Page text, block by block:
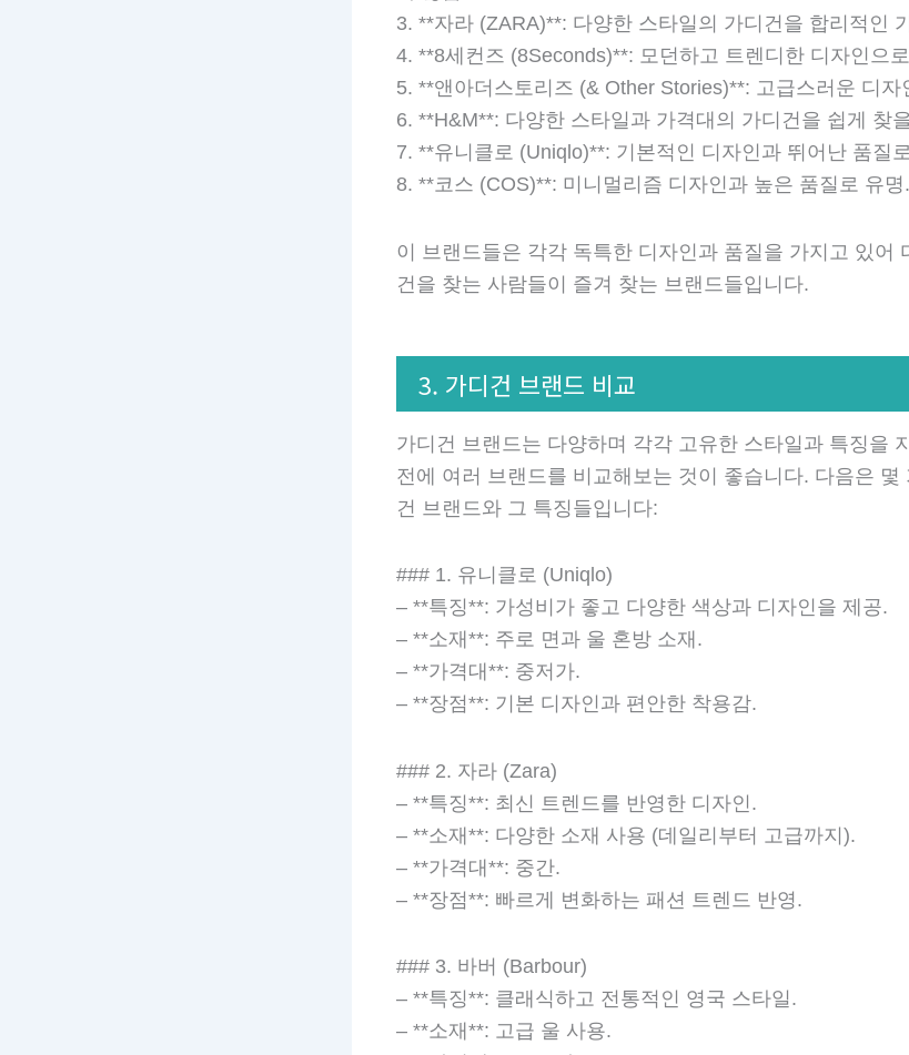
3. **자라 (ZARA)**: 다양한 스타일의 가디건을 합리적인
4. **8세컨즈 (8Seconds)**: 모던하고 트렌디한 디자인으
5. **앤아더스토리즈 (& Other Stories)**: 고급스러운 디자
6. **H&M**: 다양한 스타일과 가격대의 가디건을 쉽게 찾
7. **유니클로 (Uniqlo)**: 기본적인 디자인과 뛰어난 품질
8. **코스 (COS)**: 미니멀리즘 디자인과 높은 품질로 유명.
이 브랜드들은 각각 독특한 디자인과 품질을 가지고 있어
건을 찾는 사람들이 즐겨 찾는 브랜드들입니다.
3. 가디건 브랜드 비교
가디건 브랜드는 다양하며 각각 고유한 스타일과 특징을
전에 여러 브랜드를 비교해보는 것이 좋습니다. 다음은 몇
건 브랜드와 그 특징들입니다:
### 1. 유니클로 (Uniqlo)
– **특징**: 가성비가 좋고 다양한 색상과 디자인을 제공.
– **소재**: 주로 면과 울 혼방 소재.
– **가격대**: 중저가.
– **장점**: 기본 디자인과 편안한 착용감.
### 2. 자라 (Zara)
– **특징**: 최신 트렌드를 반영한 디자인.
– **소재**: 다양한 소재 사용 (데일리부터 고급까지).
– **가격대**: 중간.
– **장점**: 빠르게 변화하는 패션 트렌드 반영.
### 3. 바버 (Barbour)
– **특징**: 클래식하고 전통적인 영국 스타일.
– **소재**: 고급 울 사용.